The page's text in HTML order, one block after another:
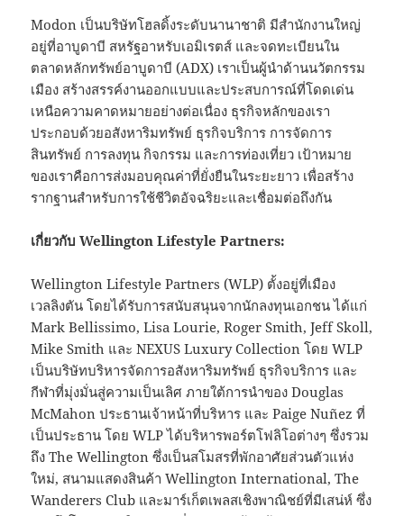
Modon เป็นบริษัทโฮลดิ้งระดับนานาชาติ มีสำนักงานใหญ่
อยู่ที่อาบูดาบี สหรัฐอาหรับเอมิเรตส์ และจดทะเบียนใน
ตลาดหลักทรัพย์อาบูดาบี (ADX) เราเป็นผู้นำด้านนวัตกรรม
เมือง สร้างสรรค์งานออกแบบและประสบการณ์ที่โดดเด่น
เหนือความคาดหมายอย่างต่อเนื่อง ธุรกิจหลักของเรา
ประกอบด้วยอสังหาริมทรัพย์ ธุรกิจบริการ การจัดการ
สินทรัพย์ การลงทุน กิจกรรม และการท่องเที่ยว เป้าหมาย
ของเราคือการส่งมอบคุณค่าที่ยั่งยืนในระยะยาว เพื่อสร้าง
รากฐานสำหรับการใช้ชีวิตอัจฉริยะและเชื่อมต่อถึงกัน
เกี่ยวกับ Wellington Lifestyle Partners:
Wellington Lifestyle Partners (WLP) ตั้งอยู่ที่เมือง
เวลลิงตัน โดยได้รับการสนับสนุนจากนักลงทุนเอกชน ได้แก่
Mark Bellissimo, Lisa Lourie, Roger Smith, Jeff Skoll,
Mike Smith และ NEXUS Luxury Collection โดย WLP
เป็นบริษัทบริหารจัดการอสังหาริมทรัพย์ ธุรกิจบริการ และ
กีฬาที่มุ่งมั่นสู่ความเป็นเลิศ ภายใต้การนำของ Douglas
McMahon ประธานเจ้าหน้าที่บริหาร และ Paige Nuñez ที่
เป็นประธาน โดย WLP ได้บริหารพอร์ตโฟลิโอต่างๆ ซึ่งรวม
ถึง The Wellington ซึ่งเป็นสโมสรที่พักอาศัยส่วนตัวแห่ง
ใหม่, สนามแสดงสินค้า Wellington International, The
Wanderers Club และมาร์เก็ตเพลสเชิงพาณิชย์ที่มีเสน่ห์ ซึ่ง